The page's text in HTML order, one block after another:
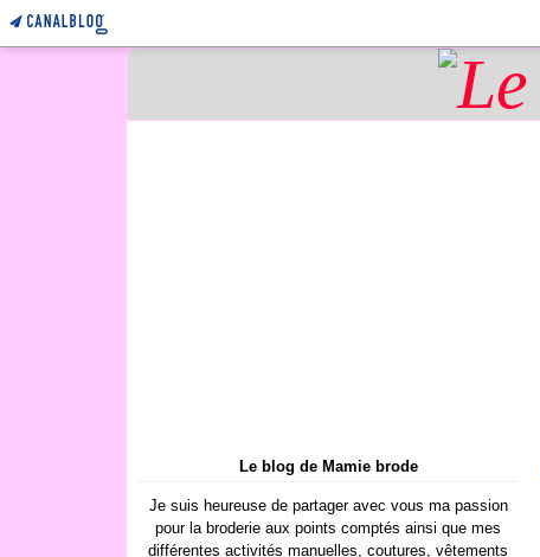
Le blog de Mamie brode
Je suis heureuse de partager avec vous ma passion
pour la broderie aux points comptés ainsi que mes
différentes activités manuelles, coutures, vêtements